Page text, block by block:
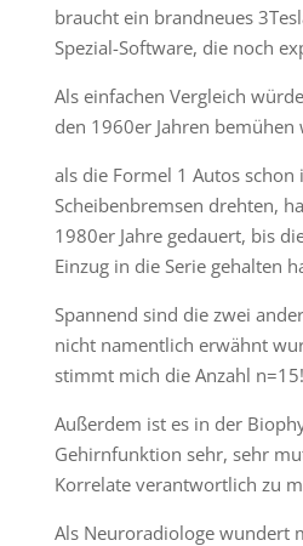
braucht ein brandneues
Spezial-Software, die noch
Als einfachen Vergleich
den 1960er Jahren bemühen
als die Formel 1 Autos
Scheibenbremsen drehten,
1980er Jahre gedauert, bis
Einzug in die Serie gehalten
Spannend sind die zwei
nicht namentlich erwähnt
stimmt mich die Anzahl n=15!
Außerdem ist es in der
Gehirnfunktion sehr, sehr
Korrelate verantwortlich zu
Als Neuroradiologe wundert